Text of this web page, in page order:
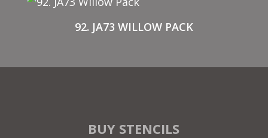
92. JA73 WILLOW PACK
BUY STENCILS